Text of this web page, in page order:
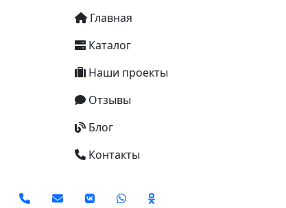
Основная навигация
Главная
Каталог
Наши проекты
Отзывы
Блог
Контакты
Social